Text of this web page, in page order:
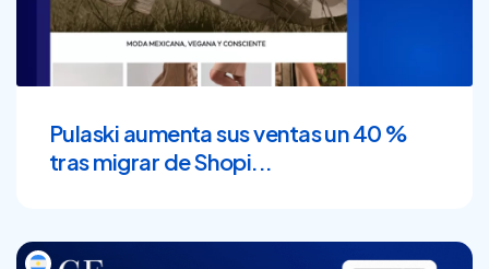
Pulaski aumenta sus ventas un 40 %
tras migrar de Shopi...